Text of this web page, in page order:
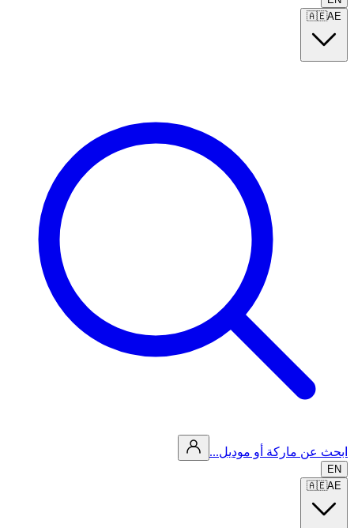
🇦🇪AE
ابحث عن ماركة أو موديل...
EN
🇦🇪AE